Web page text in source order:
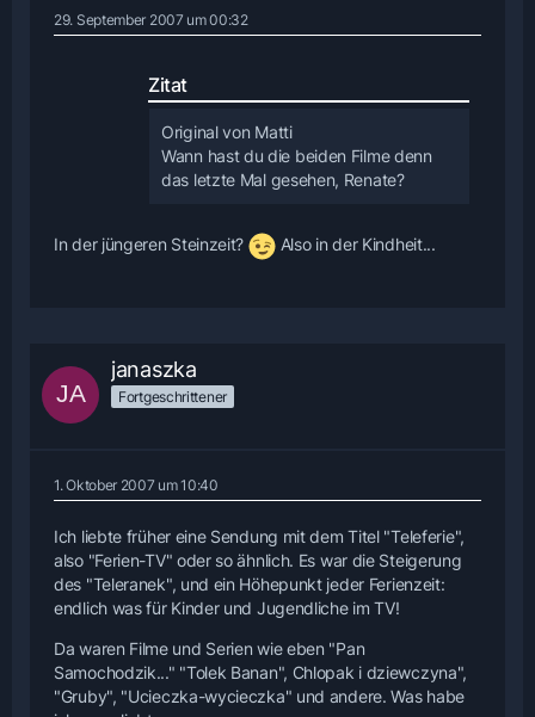
29. September 2007 um 00:32
Zitat
Original von Matti
Wann hast du die beiden Filme denn
das letzte Mal gesehen, Renate?
In der jüngeren Steinzeit? Also in der Kindheit...
janaszka
Fortgeschrittener
1. Oktober 2007 um 10:40
Ich liebte früher eine Sendung mit dem Titel "Teleferie",
also "Ferien-TV" oder so ähnlich. Es war die Steigerung
des "Teleranek", und ein Höhepunkt jeder Ferienzeit:
endlich was für Kinder und Jugendliche im TV!
Da waren Filme und Serien wie eben "Pan
Samochodzik..." "Tolek Banan", Chlopak i dziewczyna",
"Gruby", "Ucieczka-wycieczka" und andere. Was habe